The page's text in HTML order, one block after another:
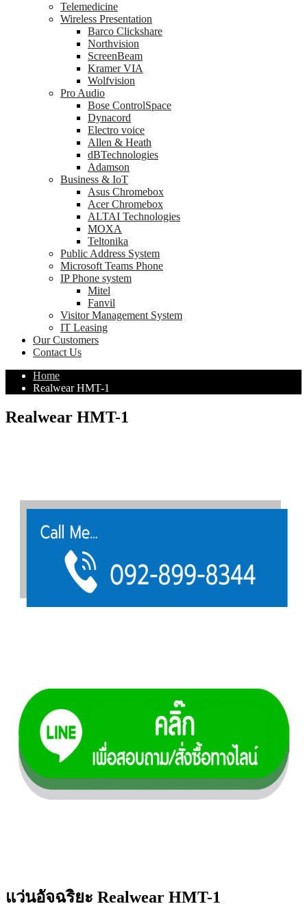
Telemedicine
Wireless Presentation
Barco Clickshare
Northvision
ScreenBeam
Kramer VIA
Wolfvision
Pro Audio
Bose ControlSpace
Dynacord
Electro voice
Allen & Heath
dBTechnologies
Adamson
Business & IoT
Asus Chromebox
Acer Chromebox
ALTAI Technologies
MOXA
Teltonika
Public Address System
Microsoft Teams Phone
IP Phone system
Mitel
Fanvil
Visitor Management System
IT Leasing
Our Customers
Contact Us
Home
Realwear HMT-1
Realwear HMT-1
แว่นอัจฉริยะ Realwear HMT-1